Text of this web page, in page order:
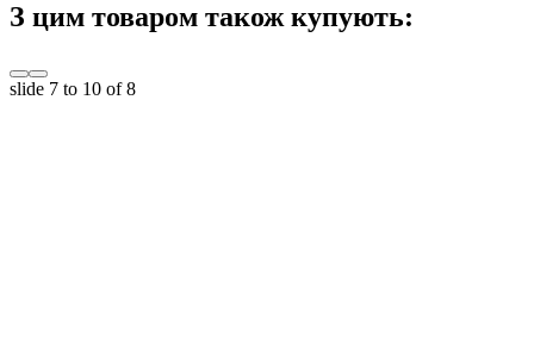
З цим товаром також купують:
slide 7 to 10 of 8